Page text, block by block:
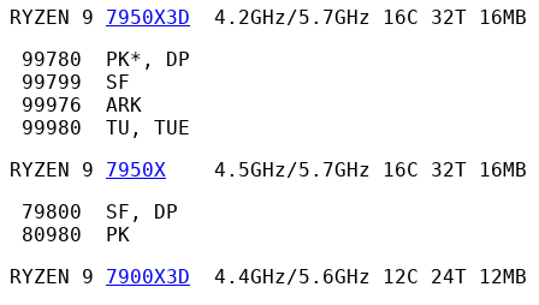
RYZEN 9 7950X3D
4.2GHz/5.7GHz 16C 32T 16MB
99780  PK*, DP
99799  SF
99976  ARK
99980  TU, TUE
RYZEN 9 7950X
4.5GHz/5.7GHz 16C 32T 16MB
79800  SF, DP
80980  PK
RYZEN 9 7900X3D
4.4GHz/5.6GHz 12C 24T 12MB